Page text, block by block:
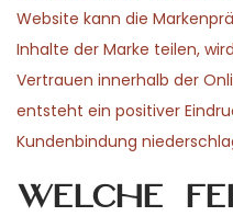
Website kann die
Inhalte der Marke teilen,
Vertrauen innerhalb der
entsteht ein positiver
Kundenbindung
Welche